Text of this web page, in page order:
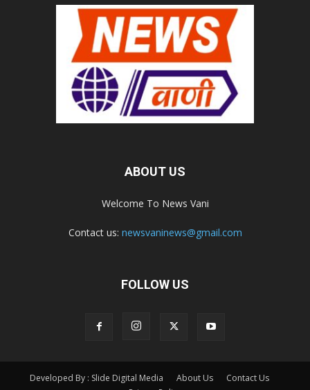
ABOUT US
Welcome To News Vani
Contact us: newsvaninews@gmail.com
FOLLOW US
Developed By : Slide Digital Media About Us
Contact Us